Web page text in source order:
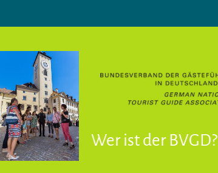
Wer ist der BVGD?